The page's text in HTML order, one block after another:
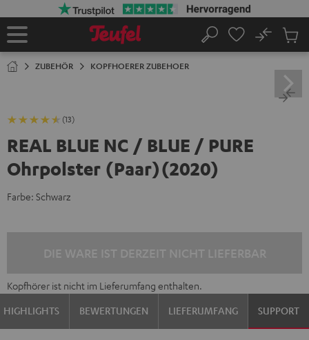
Startseite
Suche
No
ZUBEHÖR KOPFHOERER ZUBEHOER
(13)
REAL BLUE NC / BLUE / PURE
Ohrpolster (Paar)(2020)
Farbe: Schwarz
Kopfhörer ist nicht im Lieferumfang enthalten.
HIGHLIGHTS
BEWERTUNGEN LIEFERUMFANG SUPPORT